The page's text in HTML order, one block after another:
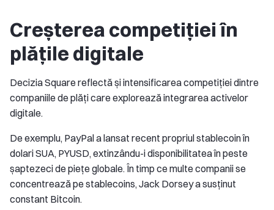
Creșterea competiției în
plățile digitale
Decizia Square reflectă și intensificarea competiției dintre
companiile de plăți care explorează integrarea activelor
digitale.
De exemplu, PayPal a lansat recent propriul stablecoin în
dolari SUA, PYUSD, extinzându-i disponibilitatea în peste
șaptezeci de piețe globale. În timp ce multe companii se
concentrează pe stablecoins, Jack Dorsey a susținut
constant Bitcoin.